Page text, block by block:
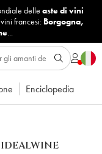
delle aste di vini
francesi: Borgogna,
...
Enciclopedia